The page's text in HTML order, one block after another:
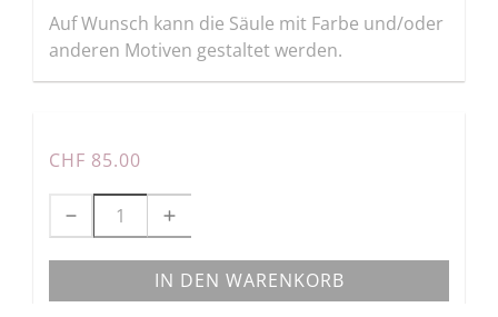
Auf Wunsch kann die Säule mit Farbe und/oder
anderen Motiven gestaltet werden.
CHF 85.00
IN DEN WARENKORB